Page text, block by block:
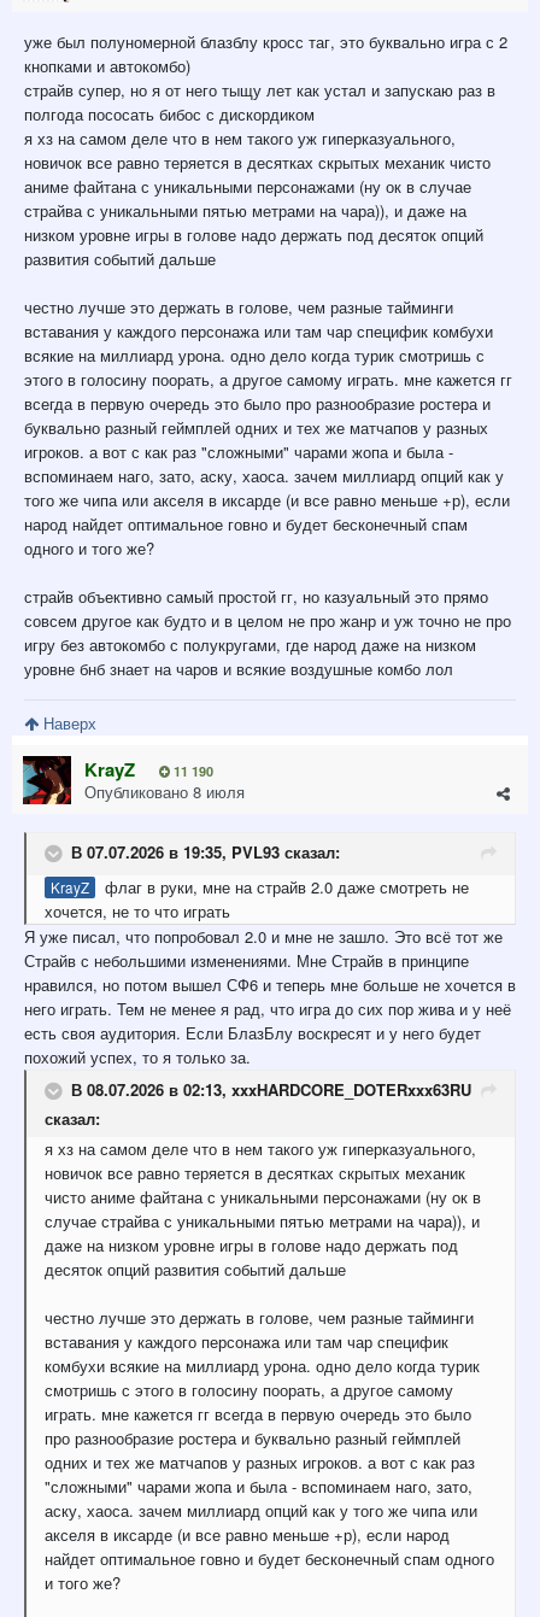
уже был полуномерной блазблу кросс таг, это буквально игра с 2
кнопками и автокомбо)
страйв супер, но я от него тыщу лет как устал и запускаю раз в
полгода пососать бибос с дискордиком
я хз на самом деле что в нем такого уж гиперказуального,
новичок все равно теряется в десятках скрытых механик чисто
аниме файтана с уникальными персонажами (ну ок в случае
страйва с уникальными пятью метрами на чара)), и даже на
низком уровне игры в голове надо держать под десяток опций
развития событий дальше
честно лучше это держать в голове, чем разные тайминги
вставания у каждого персонажа или там чар специфик комбухи
всякие на миллиард урона. одно дело когда турик смотришь с
этого в голосину поорать, а другое самому играть. мне кажется гг
всегда в первую очередь это было про разнообразие ростера и
буквально разный геймплей одних и тех же матчапов у разных
игроков. а вот с как раз "сложными" чарами жопа и была -
вспоминаем наго, зато, аску, хаоса. зачем миллиард опций как у
того же чипа или акселя в иксарде (и все равно меньше +р), если
народ найдет оптимальное говно и будет бесконечный спам
одного и того же?
страйв объективно самый простой гг, но казуальный это прямо
совсем другое как будто и в целом не про жанр и уж точно не про
игру без автокомбо с полукругами, где народ даже на низком
уровне бнб знает на чаров и всякие воздушные комбо лол
Наверх
KrayZ 11 190
Опубликовано 8 июля
В 07.07.2026 в 19:35, PVL93 сказал:
KrayZ
флаг в руки, мне на страйв 2.0 даже смотреть не
хочется, не то что играть
Я уже писал, что попробовал 2.0 и мне не зашло. Это всё тот же
Страйв с небольшими изменениями. Мне Страйв в принципе
нравился, но потом вышел СФ6 и теперь мне больше не хочется в
него играть. Тем не менее я рад, что игра до сих пор жива и у неё
есть своя аудитория. Если БлазБлу воскресят и у него будет
похожий успех, то я только за.
В 08.07.2026 в 02:13, xxxHARDCORE_DOTERxxx63RU
сказал:
я хз на самом деле что в нем такого уж гиперказуального,
новичок все равно теряется в десятках скрытых механик
чисто аниме файтана с уникальными персонажами (ну ок в
случае страйва с уникальными пятью метрами на чара)), и
даже на низком уровне игры в голове надо держать под
десяток опций развития событий дальше
честно лучше это держать в голове, чем разные тайминги
вставания у каждого персонажа или там чар специфик
комбухи всякие на миллиард урона. одно дело когда турик
смотришь с этого в голосину поорать, а другое самому
играть. мне кажется гг всегда в первую очередь это было
про разнообразие ростера и буквально разный геймплей
одних и тех же матчапов у разных игроков. а вот с как раз
"сложными" чарами жопа и была - вспоминаем наго, зато,
аску, хаоса. зачем миллиард опций как у того же чипа или
акселя в иксарде (и все равно меньше +р), если народ
найдет оптимальное говно и будет бесконечный спам одного
и того же?